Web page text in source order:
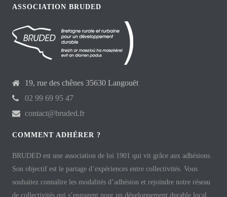
ASSOCIATION BRUDED
19, rue des chênes 35630 Langouët
02 99 69 95 47
contact@bruded.fr
COMMENT ADHÉRER ?
BRUDED est une association de loi 1901 qui vit grâce aux adhésions.
Son objectif est le partage d’expériences entre collectivités. Vous
souhaitez connaître les modalités d’adhésion et rejoindre notre réseau
de collectivités qui s’engagent pour un développement durable local